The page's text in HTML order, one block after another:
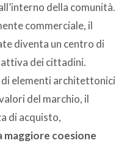
della comunità.
commerciale, il
diventa un centro di
dei cittadini.
elementi architettonici
del marchio, il
di acquisto,
maggiore coesione